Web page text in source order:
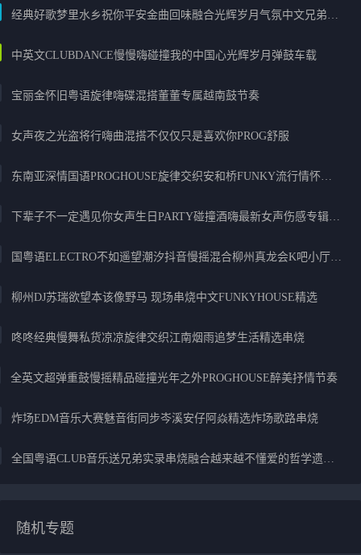
经典好歌梦里水乡祝你平安金曲回味融合光辉岁月气氛中文兄弟串烧
中英文CLUBDANCE慢慢嗨碰撞我的中国心光辉岁月弹鼓车载
宝丽金怀旧粤语旋律嗨碟混搭董董专属越南鼓节奏
女声夜之光盗将行嗨曲混搭不仅仅只是喜欢你PROG舒服
东南亚深情国语PROGHOUSE旋律交织安和桥FUNKY流行情怀串烧
下辈子不一定遇见你女声生日PARTY碰撞酒嗨最新女声伤感专辑实录
国粤语ELECTRO不如遥望潮汐抖音慢摇混合柳州真龙会K吧小厅小康混音
柳州DJ苏瑞欲望本该像野马 现场串烧中文FUNKYHOUSE精选
咚咚经典慢舞私货凉凉旋律交织江南烟雨追梦生活精选串烧
全英文超弹重鼓慢摇精品碰撞光年之外PROGHOUSE醉美抒情节奏
炸场EDM音乐大赛魅音街同步岑溪安仔阿焱精选炸场歌路串烧
全国粤语CLUB音乐送兄弟实录串烧融合越来越不懂爱的哲学遗憾专辑
随机专题